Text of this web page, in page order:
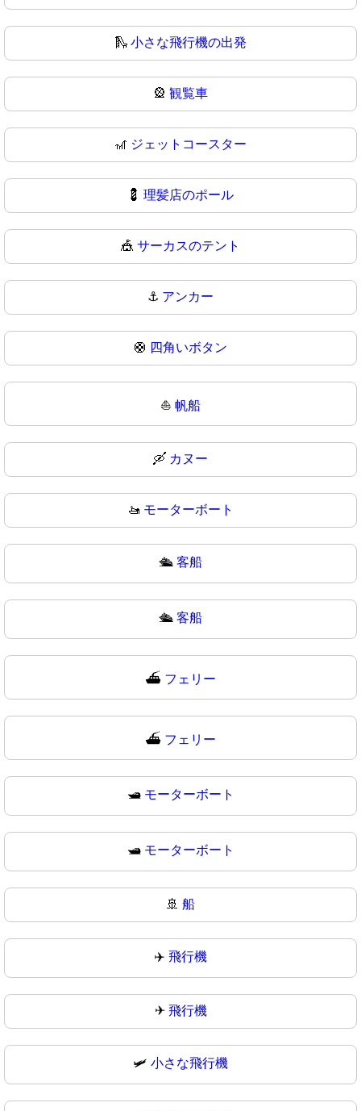
🛝 小さな飛行機の出発
🎡 観覧車
🎢 ジェットコースター
💈 理髪店のポール
🎪 サーカスのテント
⚓ アンカー
🛟 四角いボタン
⛵ 帆船
🛶 カヌー
🚤 モーターボート
🛳️ 客船
🛳 客船
⛴️ フェリー
⛴ フェリー
🛥️ モーターボート
🛥 モーターボート
🚢 船
✈️ 飛行機
✈ 飛行機
🛩️ 小さな飛行機